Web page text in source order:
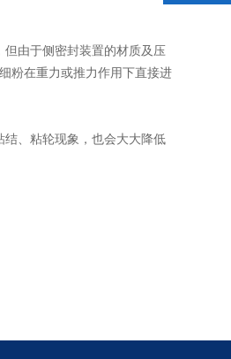
由于侧密封装置的材质及压
粉在重力或推力作用下直接进
、粘轮现象，也会大大降低